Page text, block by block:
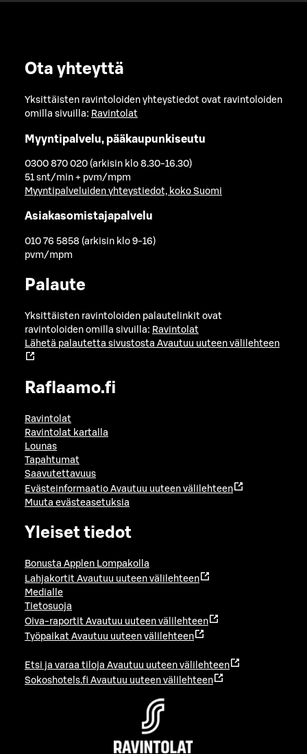
Ota yhteyttä
Yksittäisten ravintoloiden yhteystiedot ovat ravintoloiden
omilla sivuilla: Ravintolat
Myyntipalvelu, pääkaupunkiseutu
0300 870 020 (arkisin klo 8.30-16.30)
51 snt/min + pvm/mpm
Myyntipalveluiden yhteystiedot, koko Suomi
Asiakasomistajapalvelu
010 76 5858 (arkisin klo 9-16)
pvm/mpm
Palaute
Yksittäisten ravintoloiden palautelinkit ovat
ravintoloiden omilla sivuilla: Ravintolat
Lähetä palautetta sivustosta Avautuu uuteen välilehteen
Raflaamo.fi
Ravintolat
Ravintolat kartalla
Lounas
Tapahtumat
Saavutettavuus
Evästeinformaatio Avautuu uuteen välilehteen
Muuta evästeasetuksia
Yleiset tiedot
Bonusta Applen Lompakolla
Lahjakortit Avautuu uuteen välilehteen
Medialle
Tietosuoja
Oiva-raportit Avautuu uuteen välilehteen
Työpaikat Avautuu uuteen välilehteen
Etsi ja varaa tiloja Avautuu uuteen välilehteen
Sokoshotels.fi Avautuu uuteen välilehteen